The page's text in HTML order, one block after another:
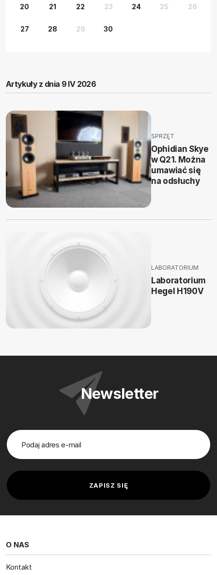
Artykuły z dnia 9 IV 2026
SPRZĘT
Ophidian Skye
w Q21. Można
umawiać się
na odsłuchy
LABORATORIUM
Laboratorium
Hegel H190V
20 21 22 23 24 25 26
27 28 29 30
Newsletter
O NAS
Kontakt